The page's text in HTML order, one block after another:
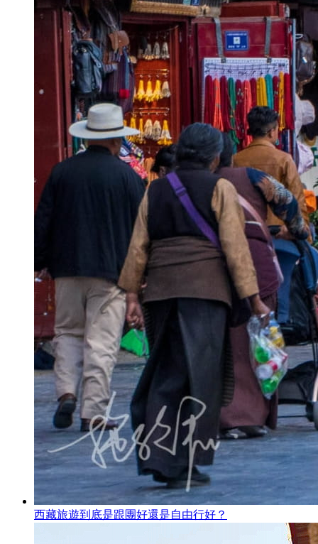
西藏旅遊到底是跟團好還是自由行好？